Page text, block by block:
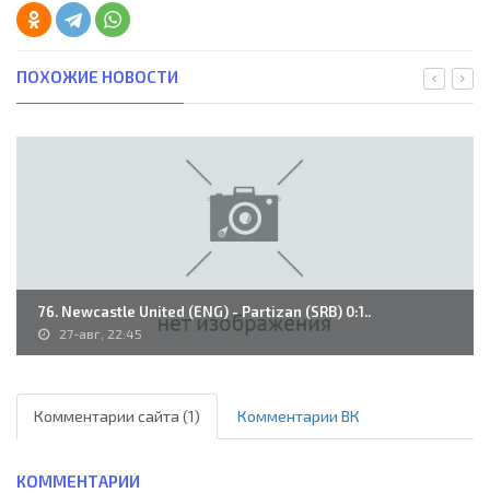
ПОХОЖИЕ НОВОСТИ
76. Newcastle United (ENG) - Partizan (SRB) 0:1..
27-авг, 22:45
Комментарии сайта (1) Комментарии ВК
КОММЕНТАРИИ